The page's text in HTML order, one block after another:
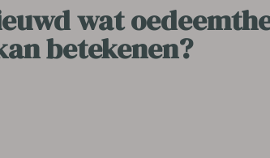
wat
betekenen?